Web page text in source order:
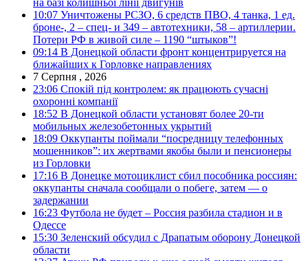
10:07 Уничтожены РСЗО, 6 средств ПВО, 4 танка, 1 ед.
броне-, 2 – спец- и 349 – автотехники, 58 – артиллерии.
Потери РФ в живой силе – 1190 “штыков”!
09:14 В Донецкой области фронт концентрируется на
ближайших к Горловке направлениях
7 Серпня , 2026
23:06 Спокій під контролем: як працюють сучасні
охоронні компанії
18:52 В Донецкой области установят более 20-ти
мобильных железобетонных укрытий
18:09 Оккупанты поймали “посредницу телефонных
мошенников”: их жертвами якобы были и пенсионеры
из Горловки
17:16 В Донецке мотоциклист сбил пособника россиян:
оккупанты сначала сообщали о побеге, затем — о
задержании
16:23 Футбола не будет – Россия разбила стадион и в
Одессе
15:30 Зеленский обсудил с Драпатым оборону Донецкой
области